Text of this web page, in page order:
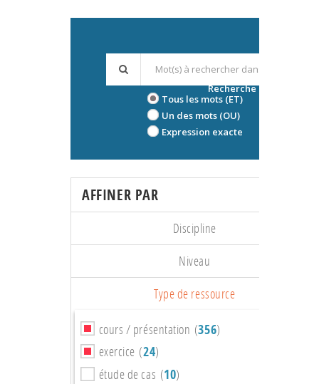
Tous les mots (ET)
Un des mots (OU)
Expression exacte
Recherche avancée
AFFINER PAR
Discipline
Niveau
Type de ressource
cours / présentation (356)
exercice (24)
étude de cas (10)